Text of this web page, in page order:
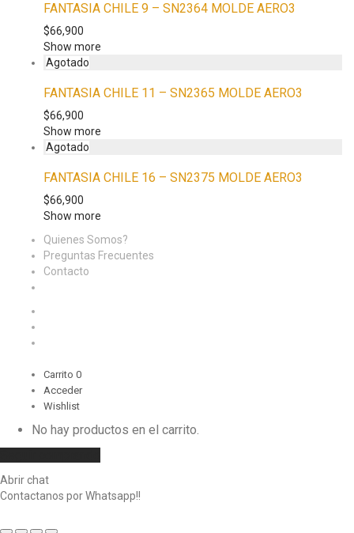
FANTASIA CHILE 9 – SN2364 MOLDE AERO3
$66,900
Show more
FANTASIA CHILE 11 – SN2365 MOLDE AERO3
$66,900
Show more
FANTASIA CHILE 16 – SN2375 MOLDE AERO3
$66,900
Show more
Quienes Somos?
Preguntas Frecuentes
Contacto
Carrito 0
Acceder
Wishlist
No hay productos en el carrito.
Abrir chat
Contactanos por Whatsapp!!